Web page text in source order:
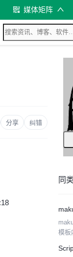
媒体矩阵
分享 纠错
同
模板
逻辑